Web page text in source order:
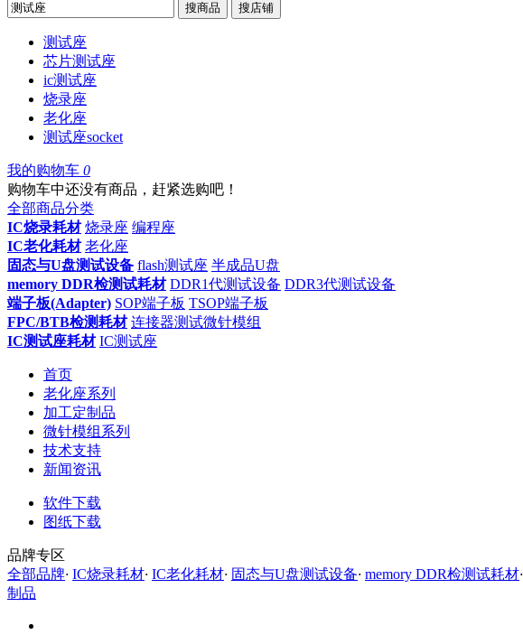
搜商品 搜店铺
测试座
芯片测试座
ic测试座
烧录座
老化座
测试座socket
我的购物车 0
购物车中还没有商品，赶紧选购吧！
全部商品分类
IC烧录耗材 烧录座 编程座
IC老化耗材 老化座
固态与U盘测试设备 flash测试座 半成品U盘
memory DDR检测试耗材 DDR1代测试设备 DDR3代测试设备
端子板(Adapter) SOP端子板 TSOP端子板
FPC/BTB检测耗材 连接器测试微针模组
IC测试座耗材 IC测试座
首页
老化座系列
加工定制品
微针模组系列
技术支持
新闻资讯
软件下载
图纸下载
品牌专区
全部品牌· IC烧录耗材· IC老化耗材· 固态与U盘测试设备· memory DDR检测试耗材·
制品